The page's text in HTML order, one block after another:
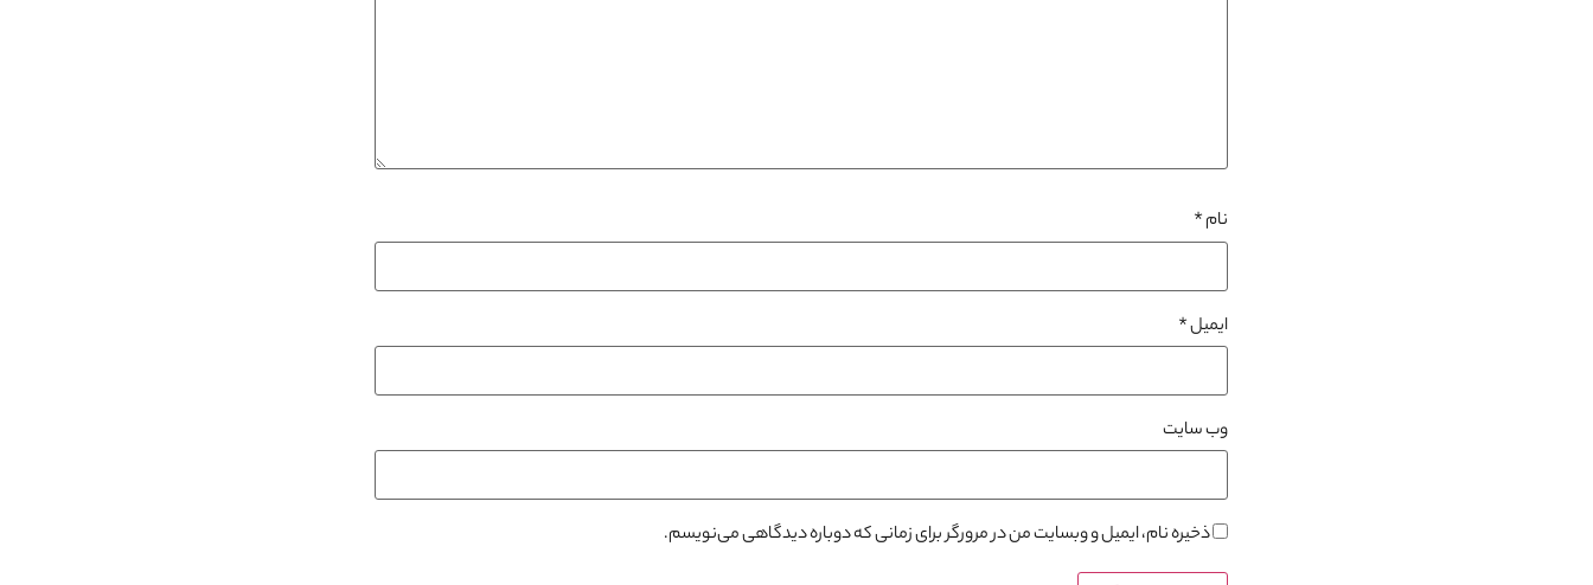
نام*
ایمیل*
وب‌ سایت
ذخیره نام، ایمیل و وبسایت من در مرورگر برای زمانی که دوباره دیدگاهی می‌نویسم.